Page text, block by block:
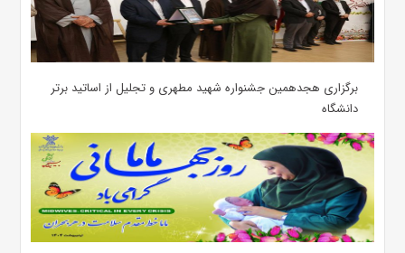
برگزاری هجدهمین جشنواره شهید مطهری و تجلیل از اساتید برتر
دانشگاه